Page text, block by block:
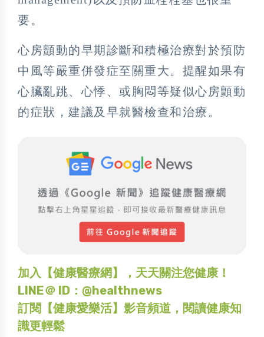
要。
心房顫動的早期診斷和積極治療對於預防
中風等嚴重併發症至關重大。提醒如果有
心臟亂跳、心悸、或胸悶等疑似心房顫動
的症狀，建議及早就醫檢查和治療。
加入【健康醫療網】，天天關注您健康！
LINE＠ ID：@healthnews
訂閱【健康愛樂活】影音頻道，閱讀健康知
識更輕鬆